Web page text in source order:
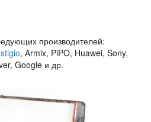
производителей:
, Armix, PiPO, Huawei, Sony,
Google и др.